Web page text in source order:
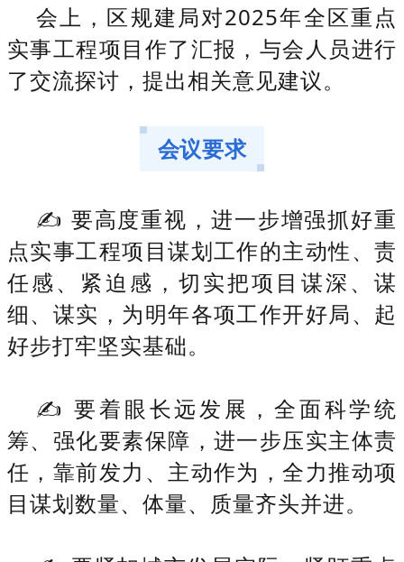
会上，区规建局对2025年全区重点
实事工程项目作了汇报，与会人员进行
了交流探讨，提出相关意见建议。
会议要求
✍ 要高度重视，进一步增强抓好重
点实事工程项目谋划工作的主动性、责
任感、紧迫感，切实把项目谋深、谋
细、谋实，为明年各项工作开好局、起
好步打牢坚实基础。
✍ 要着眼长远发展，全面科学统
筹、强化要素保障，进一步压实主体责
任，靠前发力、主动作为，全力推动项
目谋划数量、体量、质量齐头并进。